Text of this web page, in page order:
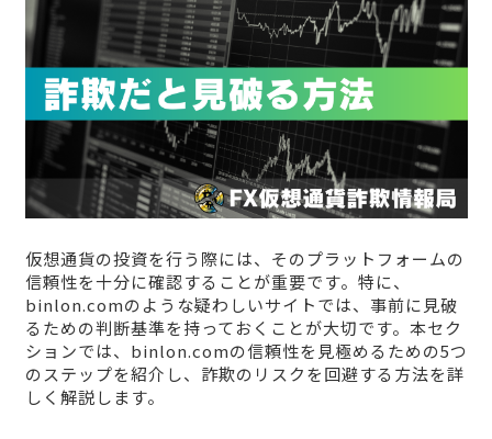
仮想通貨の投資を行う際には、そのプラットフォームの
信頼性を十分に確認することが重要です。特に、
binlon.comのような疑わしいサイトでは、事前に見破
るための判断基準を持っておくことが大切です。本セク
ションでは、binlon.comの信頼性を見極めるための5つ
のステップを紹介し、詐欺のリスクを回避する方法を詳
しく解説します。